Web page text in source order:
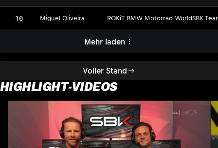
Voller Stand
10 Miguel Oliveira ROKiT BMW Motorrad WorldSBK
Mehr laden
HIGHLIGHT-VIDEOS